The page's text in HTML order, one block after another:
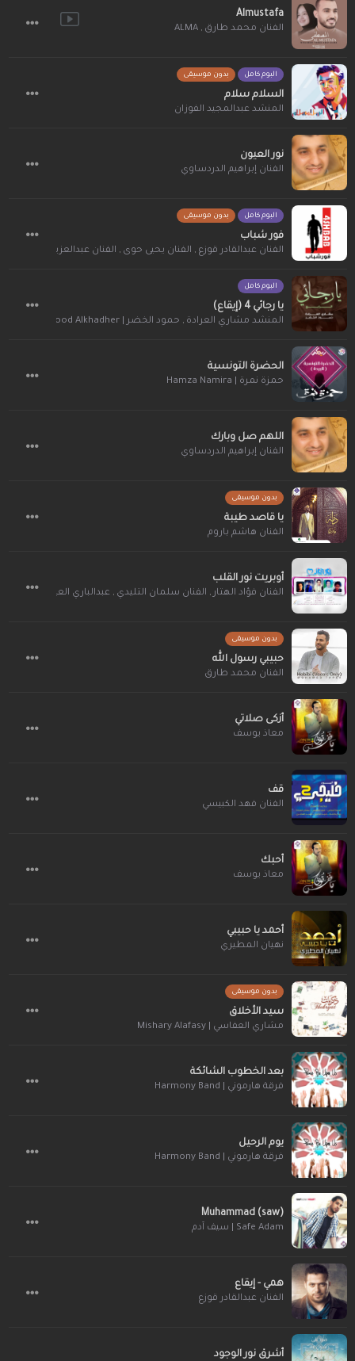
Almustafa
الفنان محمد طارق ,
ALMA
البوم كامل بدون موسيقى
السلام سلام
المنشد عبدالمجيد الفوزان
نور العيون
الفنان إبراهيم الدردساوي
البوم كامل بدون موسيقى
فور شباب
الفنان عبدالقادر قوزع , الفنان يحيى حوى , الفنان عبدالعزيز عبدالغني
البوم كامل
يا رجائي 4 (إيقاع)
المنشد مشاري العرادة , حمود الخضر | Humood Alkhadher
الحضرة التونسية
حمزة نمرة | Hamza Namira
اللهم صل وبارك
الفنان إبراهيم الدردساوي
بدون موسيقى
يا قاصد طيبة
الفنان هاشم باروم
أوبريت نور القلب
الفنان فؤاد الهتار , الفنان سلمان التليدي , عبدالباري العيدروس
بدون موسيقى
حبيبي رسول الله
الفنان محمد طارق
أزكى صلاتي
معاذ يوسف
قف
الفنان فهد الكبيسي
أحبك
معاذ يوسف
أحمد يا حبيبي
نهيان المطيري
بدون موسيقى
سيد الأخلاق
مشاري العفاسي | Mishary Alafasy
بعد الخطوب الشائكة
فرقة هارموني | Harmony Band
يوم الرحيل
فرقة هارموني | Harmony Band
Muhammad (saw)
Safe Adam | سيف آدم
همي - إيقاع
الفنان عبدالقادر قوزع
أشرق نور الوجود